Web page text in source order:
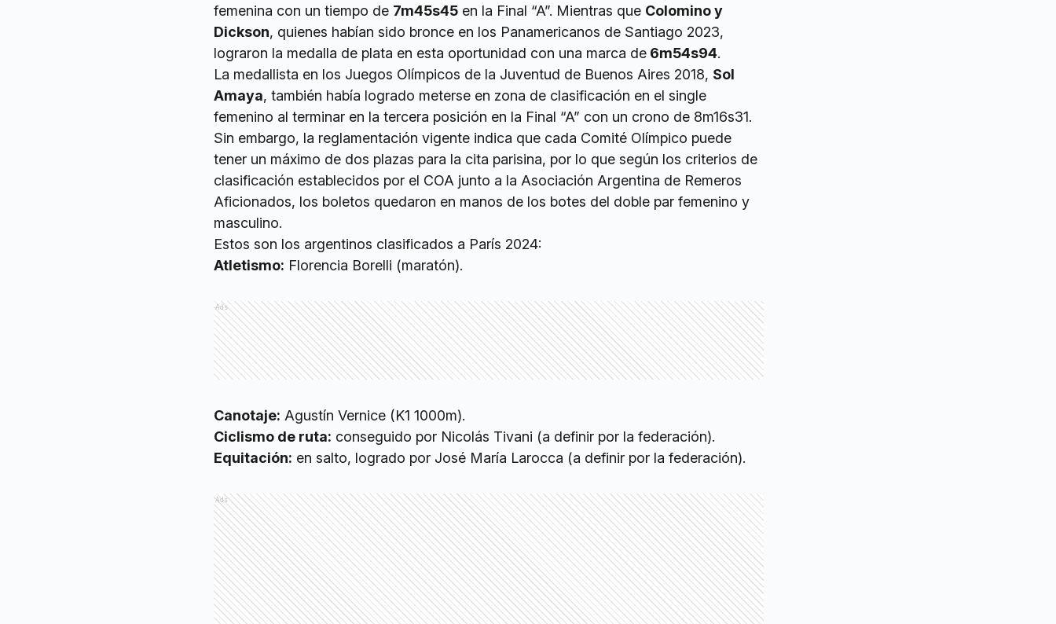
femenina con un tiempo de 7m45s45 en la Final “A”. Mientras que Colomino y
Dickson, quienes habían sido bronce en los Panamericanos de Santiago 2023,
lograron la medalla de plata en esta oportunidad con una marca de 6m54s94.
La medallista en los Juegos Olímpicos de la Juventud de Buenos Aires 2018, Sol
Amaya, también había logrado meterse en zona de clasificación en el single
femenino al terminar en la tercera posición en la Final “A” con un crono de 8m16s31.
Sin embargo, la reglamentación vigente indica que cada Comité Olímpico puede
tener un máximo de dos plazas para la cita parisina, por lo que según los criterios de
clasificación establecidos por el COA junto a la Asociación Argentina de Remeros
Aficionados, los boletos quedaron en manos de los botes del doble par femenino y
masculino.
Estos son los argentinos clasificados a París 2024:
Atletismo: Florencia Borelli (maratón).
Ads
Canotaje: Agustín Vernice (K1 1000m).
Ciclismo de ruta: conseguido por Nicolás Tivani (a definir por la federación).
Equitación: en salto, logrado por José María Larocca (a definir por la federación).
Ads